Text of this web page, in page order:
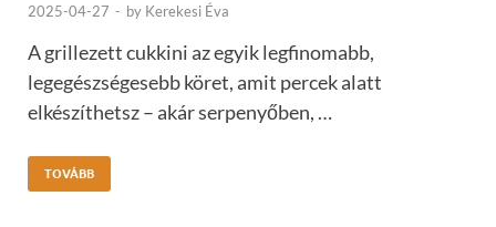
2025-04-27 - by Kerekesi Éva
A grillezett cukkini az egyik legfinomabb,
legegészségesebb köret, amit percek alatt
elkészíthetsz – akár serpenyőben, …
TOVÁBB